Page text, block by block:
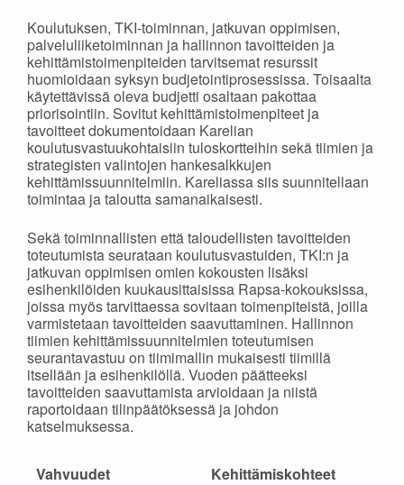
Koulutuksen, TKI-toiminnan, jatkuvan oppimisen,
palveluliiketoiminnan ja hallinnon tavoitteiden ja
kehittämistoimenpiteiden tarvitsemat resurssit
huomioidaan syksyn budjetointiprosessissa. Toisaalta
käytettävissä oleva budjetti osaltaan pakottaa
priorisointiin. Sovitut kehittämistoimenpiteet ja
tavoitteet dokumentoidaan Karelian
koulutusvastuukohtaisiin tuloskortteihin sekä tiimien ja
strategisten valintojen hankesalkkujen
kehittämissuunnitelmiin. Kareliassa siis suunnitellaan
toimintaa ja taloutta samanaikaisesti.
Sekä toiminnallisten että taloudellisten tavoitteiden
toteutumista seurataan koulutusvastuiden, TKI:n ja
jatkuvan oppimisen omien kokousten lisäksi
esihenkilöiden kuukausittaisissa Rapsa-kokouksissa,
joissa myös tarvittaessa sovitaan toimenpiteistä, joilla
varmistetaan tavoitteiden saavuttaminen. Hallinnon
tiimien kehittämissuunnitelmien toteutumisen
seurantavastuu on tiimimallin mukaisesti tiimillä
itsellään ja esihenkilöllä. Vuoden päätteeksi
tavoitteiden saavuttamista arvioidaan ja niistä
raportoidaan tilinpäätöksessä ja johdon
katselmuksessa.
Vahvuudet Kehittämiskohteet